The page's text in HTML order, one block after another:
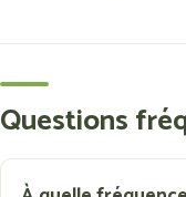
Questions